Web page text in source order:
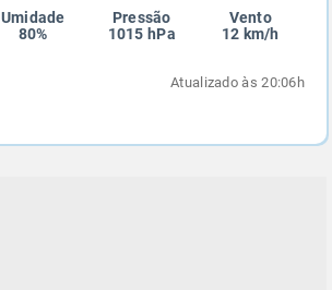
Umidade
80%
Pressão
1015 hPa
Vento
12 km/h
Atualizado às 20:06h